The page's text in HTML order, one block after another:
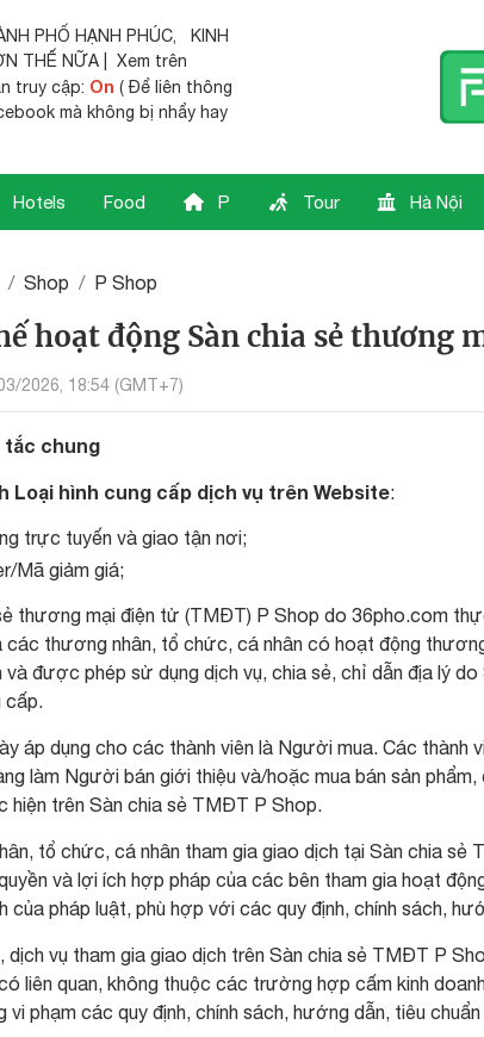
PHỐ HẠNH PHÚC,
KINH
THẾ NỮA | Xem trên
truy cập: On ( Để liên thông
mà không bị nhẩy hay
Hotels Food P Tour Hà Nội
Shop P Shop
hoạt động Sàn chia sẻ thương
2026, 18:54 (GMT+7)
tắc chung
Loại hình cung cấp dịch vụ trên Website:
trực tuyến và giao tận nơi;
Mã giảm giá;
thương mại điện tử (TMĐT) P Shop do 36pho.com
các thương nhân, tổ chức, cá nhân có hoạt động
và được phép sử dụng dịch vụ, chia sẻ, chỉ dẫn địa lý
cấp.
áp dụng cho các thành viên là Người mua. Các thành
làm Người bán giới thiệu và/hoặc mua bán sản
hiện trên Sàn chia sẻ TMĐT P Shop.
tổ chức, cá nhân tham gia giao dịch tại Sàn chia
và lợi ích hợp pháp của các bên tham gia hoạt
của pháp luật, phù hợp với các quy định, chính sách,
dịch vụ tham gia giao dịch trên Sàn chia sẻ TMĐT P
liên quan, không thuộc các trường hợp cấm kinh
vi phạm các quy định, chính sách, hướng dẫn, tiêu